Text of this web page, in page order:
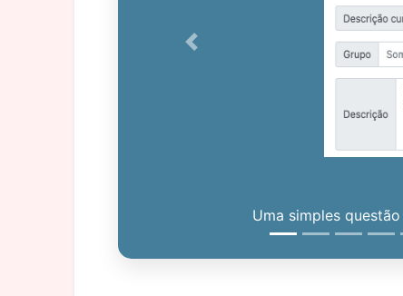
Uma simples
Previous